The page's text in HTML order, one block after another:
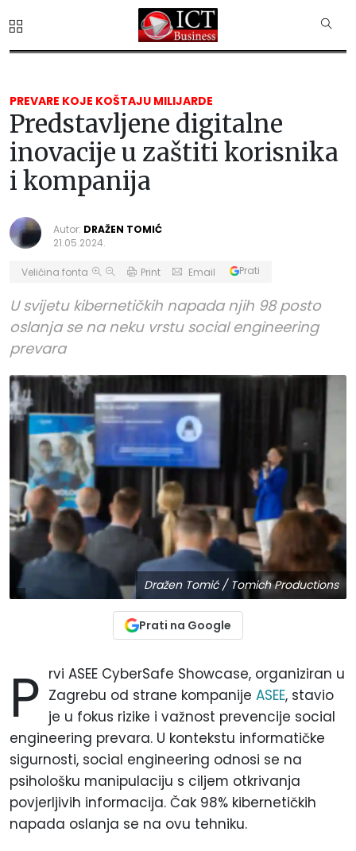
PREVARE KOJE KOŠTAJU MILIJARDE
Predstavljene digitalne
inovacije u zaštiti korisnika
i kompanija
Autor: DRAŽEN TOMIĆ
21.05.2024.
Veličina fonta Print Email Prati
U svijetu kibernetičkih napada njih 98 posto
oslanja se na neku vrstu social engineering
prevara
Dražen Tomić / Tomich Productions
Prati na Google
P rvi ASEE CyberSafe Showcase, organiziran u
Zagrebu od strane kompanijeASEE, stavio
je u fokus rizike i važnost prevencije social
engineering prevara. U kontekstu informatičke
sigurnosti, social engineering odnosi se na
psihološku manipulaciju s ciljem otkrivanja
povjerljivih informacija. Čak 98% kibernetičkih
napada oslanja se na ovu tehniku.